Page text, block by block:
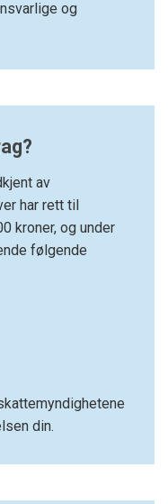
og
av
har rett til
kroner, og under
følgende
din.